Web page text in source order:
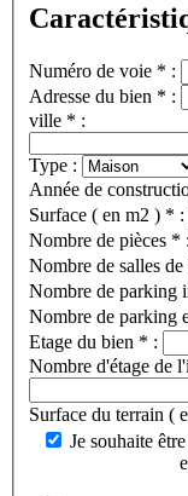
Numéro de voie * :
Adresse du bien * :
ville * :
Type :
Année de
Surface ( en m2 ) * :
Nombre de pièces * :
Nombre de salles
Nombre de parking
Nombre de parking
Etage du bien * :
Nombre d'étage de
Surface du terrain (
Je souhaite